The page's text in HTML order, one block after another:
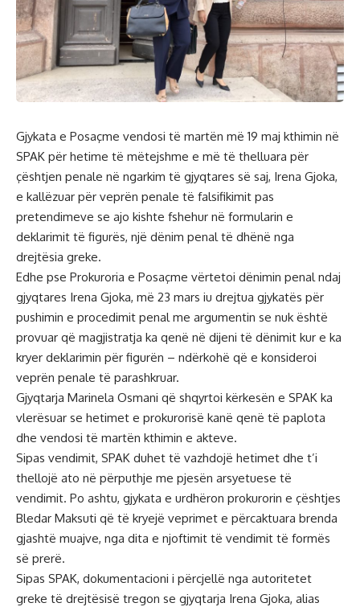
Gjykata e Posaçme vendosi të martën më 19 maj kthimin në
SPAK për hetime të mëtejshme e më të thelluara për
çështjen penale në ngarkim të gjyqtares së saj, Irena Gjoka,
e kallëzuar për veprën penale të falsifikimit pas
pretendimeve se ajo kishte fshehur në formularin e
deklarimit të figurës, një dënim penal të dhënë nga
drejtësia greke.
Edhe pse Prokuroria e Posaçme vërtetoi dënimin penal ndaj
gjyqtares Irena Gjoka, më 23 mars iu drejtua gjykatës për
pushimin e procedimit penal me argumentin se nuk është
provuar që magjistratja ka qenë në dijeni të dënimit kur e ka
kryer deklarimin për figurën – ndërkohë që e konsideroi
veprën penale të parashkruar.
Gjyqtarja Marinela Osmani që shqyrtoi kërkesën e SPAK ka
vlerësuar se hetimet e prokurorisë kanë qenë të paplota
dhe vendosi të martën kthimin e akteve.
Sipas vendimit, SPAK duhet të vazhdojë hetimet dhe t’i
thellojë ato në përputhje me pjesën arsyetuese të
vendimit. Po ashtu, gjykata e urdhëron prokurorin e çështjes
Bledar Maksuti që të kryejë veprimet e përcaktuara brenda
gjashtë muajve, nga dita e njoftimit të vendimit të formës
së prerë.
Sipas SPAK, dokumentacioni i përcjellë nga autoritetet
greke të drejtësisë tregon se gjyqtarja Irena Gjoka, alias